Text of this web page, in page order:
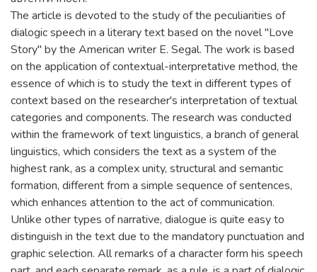
The article is devoted to the study of the peculiarities of
dialogic speech in a literary text based on the novel "Love
Story" by the American writer E. Segal. The work is based
on the application of contextual-interpretative method, the
essence of which is to study the text in different types of
context based on the researcher's interpretation of textual
categories and components. The research was conducted
within the framework of text linguistics, a branch of general
linguistics, which considers the text as a system of the
highest rank, as a complex unity, structural and semantic
formation, different from a simple sequence of sentences,
which enhances attention to the act of communication.
Unlike other types of narrative, dialogue is quite easy to
distinguish in the text due to the mandatory punctuation and
graphic selection. All remarks of a character form his speech